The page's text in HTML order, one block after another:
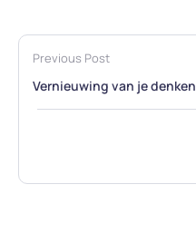
Previous Post
Vernieuwing van je denken